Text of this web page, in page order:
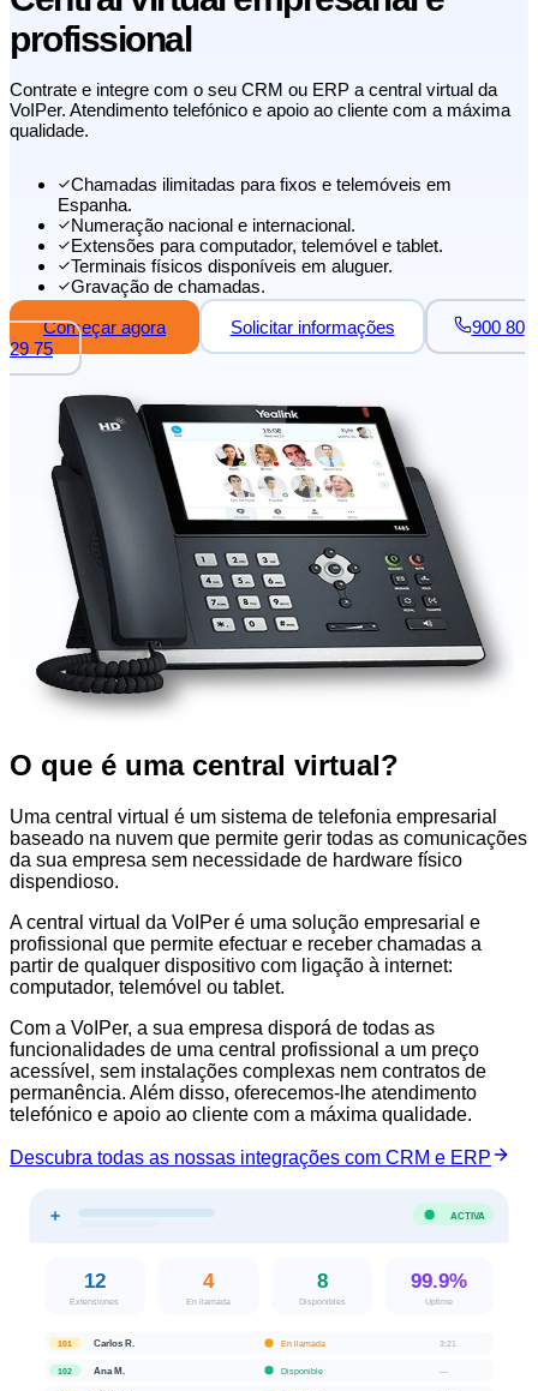
profissional
Contrate e integre com o seu CRM ou ERP a central virtual da
VoIPer. Atendimento telefónico e apoio ao cliente com a máxima
qualidade.
Chamadas ilimitadas para fixos e telemóveis em
Espanha.
Numeração nacional e internacional.
Extensões para computador, telemóvel e tablet.
Terminais físicos disponíveis em aluguer.
Gravação de chamadas.
Começar agora
Solicitar informações
900 80
29 75
O que é uma central virtual?
Uma central virtual é um sistema de telefonia empresarial
baseado na nuvem que permite gerir todas as comunicações
da sua empresa sem necessidade de hardware físico
dispendioso.
A central virtual da VoIPer é uma solução empresarial e
profissional que permite efectuar e receber chamadas a
partir de qualquer dispositivo com ligação à internet:
computador, telemóvel ou tablet.
Com a VoIPer, a sua empresa disporá de todas as
funcionalidades de uma central profissional a um preço
acessível, sem instalações complexas nem contratos de
permanência. Além disso, oferecemos-lhe atendimento
telefónico e apoio ao cliente com a máxima qualidade.
Descubra todas as nossas integrações com CRM e ERP
ACTIVA
12
Extensiones
4
En llamada
8
Disponibles
99.9%
Uptime
101 Carlos R. En llamada 3:21
102 Ana M. Disponible —